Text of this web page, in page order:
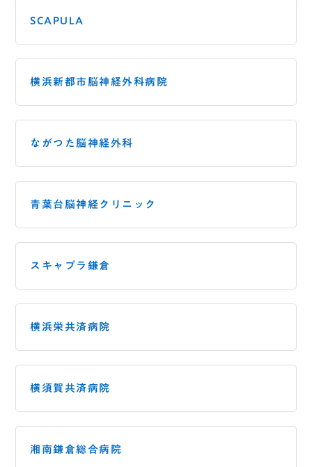
SCAPULA
横浜新都市脳神経外科病院
ながつた脳神経外科
青葉台脳神経クリニック
スキャプラ鎌倉
横浜栄共済病院
横須賀共済病院
湘南鎌倉総合病院